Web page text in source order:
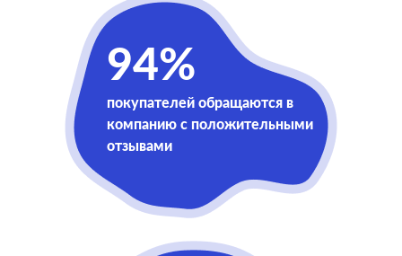
94%
покупателей обращаются в
компанию с положительными
отзывами